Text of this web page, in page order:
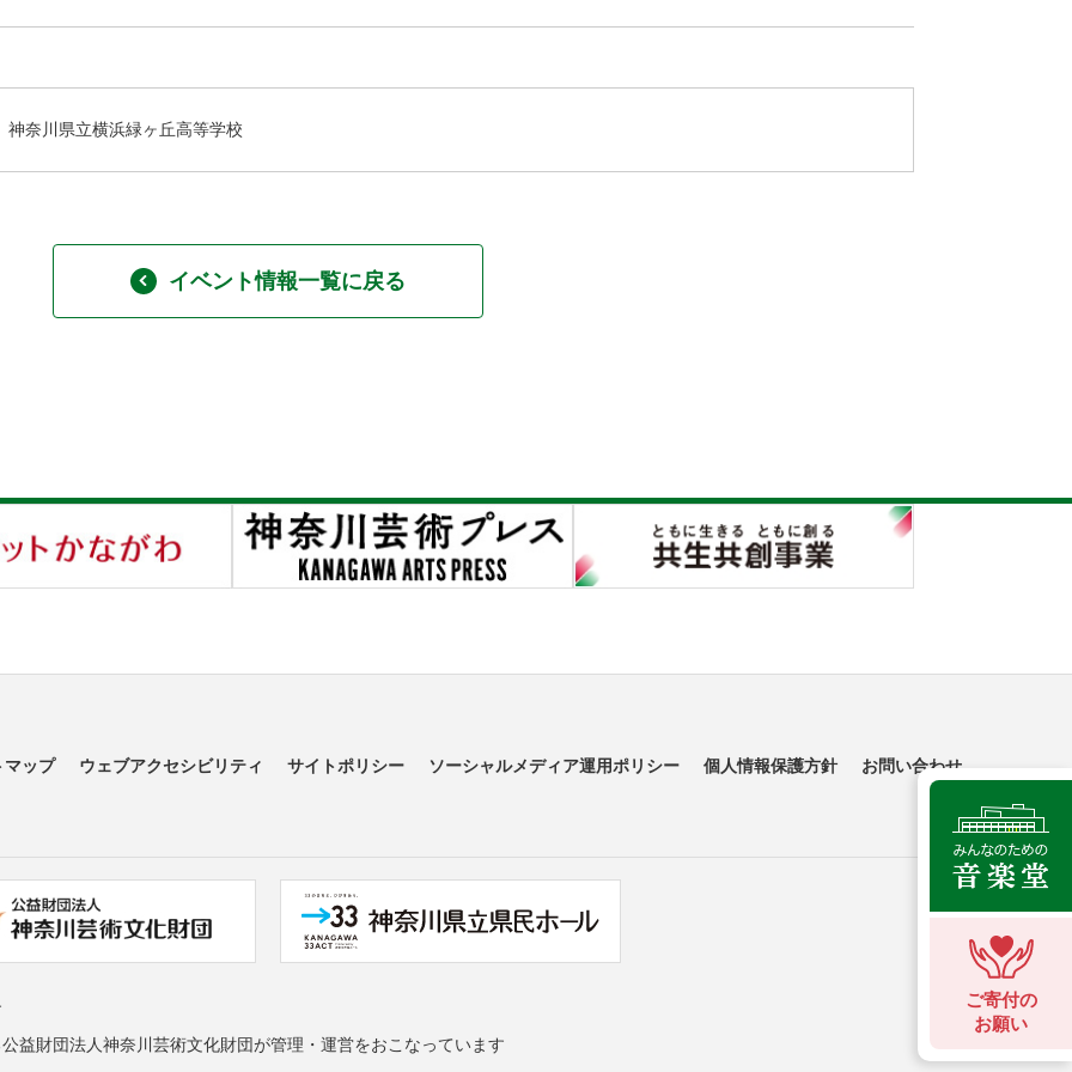
神奈川県立横浜緑ヶ丘高等学校
イベント情報一覧に戻る
ご寄付の
お願い
マップ ウェブアクセシビリティ サイトポリシー ソーシャルメディア運用ポリシー 個人情報保護方針 お問い合わせ
益財団法人神奈川芸術文化財団が管理・運営をおこなっています